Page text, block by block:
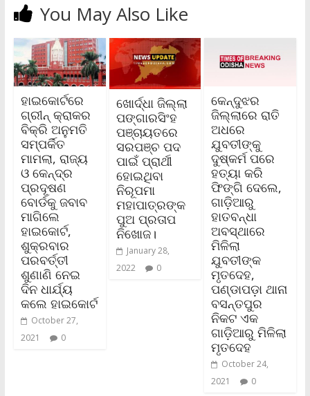
You May Also Like
ହାଇକୋର୍ଟରେ
ଗ୍ରୀନ୍ କ୍ରାକର
ବିକ୍ରି ଅନୁମତି
ସମ୍ପର୍କିତ
ମାମଲା, ରାଜ୍ୟ
ଓ କେନ୍ଦ୍ର
ପ୍ରଦୂଷଣ
ବୋର୍ଡକୁ ଜବାବ
ମାଗିଲେ
ହାଇକୋର୍ଟ,
ଶୁକ୍ରବାର
ପରବର୍ତ୍ତୀ
ଶୁଣାଣି ନେଇ
ଦିନ ଧାର୍ଯ୍ୟ
କଲେ ହାଇକୋର୍ଟ
October 27,
2021
0
ଖୋର୍ଦ୍ଧା ଜିଲ୍ଲା
ପଙ୍ଗାରସିଂହ
ପଞ୍ଚାୟତରେ
ସରପଞ୍ଚ ପଦ
ପାଇଁ ପ୍ରାର୍ଥୀ
ହୋଇଥିବା
ନିରୂପମା
ମହାପାତ୍ରଙ୍କ
ପୁଅ ପ୍ରତାପ
ନିଖୋଜ।
January 28,
2022
0
କେନ୍ଦୁଝର
ଜିଲ୍ଲାରେ ରାତି
ଅଧରେ
ଯୁବତୀଙ୍କୁ
ଦୁଷ୍କର୍ମ ପରେ
ହତ୍ୟା କରି
ଫିଙ୍ଗି ଦେଲେ,
ଗାଡ଼ିଆରୁ
ହାତବନ୍ଧା
ଅବସ୍ଥାରେ
ମିଳିଲା
ଯୁବତୀଙ୍କ
ମୃତଦେହ,
ପଣ୍ଡାପଡ଼ା ଥାନା
ବସନ୍ତପୁର
ନିକଟ ଏକ
ଗାଡ଼ିଆରୁ ମିଳିଲା
ମୃତଦେହ
October 24,
2021
0